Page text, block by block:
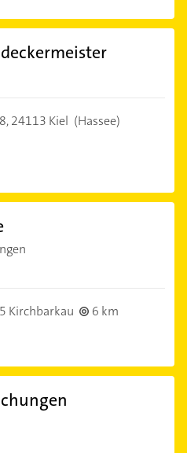
24113 Kiel (Hassee)
Kirchbarkau
6 km